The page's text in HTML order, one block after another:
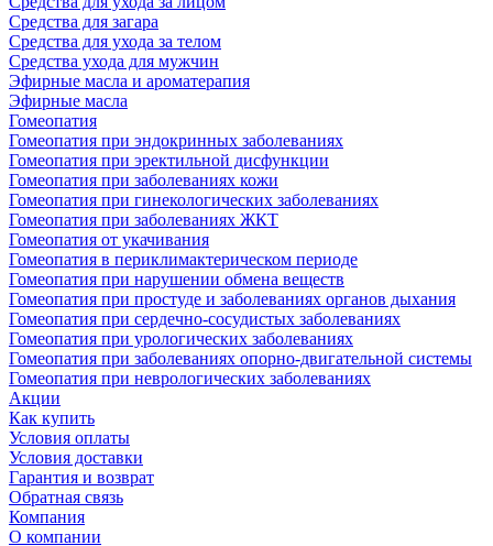
Средства для загара
Средства для ухода за телом
Средства ухода для мужчин
Эфирные масла и ароматерапия
Эфирные масла
Гомеопатия
Гомеопатия при эндокринных заболеваниях
Гомеопатия при эректильной дисфункции
Гомеопатия при заболеваниях кожи
Гомеопатия при гинекологических заболеваниях
Гомеопатия при заболеваниях ЖКТ
Гомеопатия от укачивания
Гомеопатия в периклимактерическом периоде
Гомеопатия при нарушении обмена веществ
Гомеопатия при простуде и заболеваниях органов дыхания
Гомеопатия при сердечно-сосудистых заболеваниях
Гомеопатия при урологических заболеваниях
Гомеопатия при заболеваниях опорно-двигательной системы
Гомеопатия при неврологических заболеваниях
Акции
Как купить
Условия оплаты
Условия доставки
Гарантия и возврат
Обратная связь
Компания
О компании